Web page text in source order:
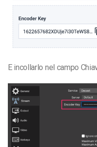
E incollarlo nel campo